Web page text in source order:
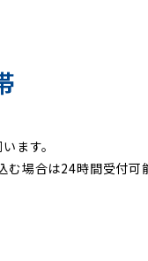
ます。
む場合は24時間受付可